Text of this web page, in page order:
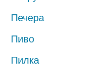
Печера
Пиво
Пилка